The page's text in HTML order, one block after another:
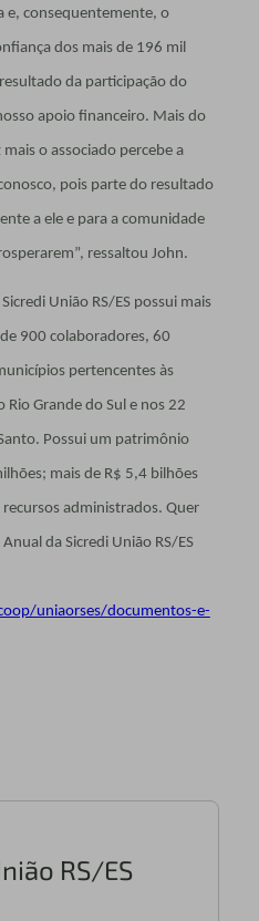
e, consequentemente, o
dos mais de 196 mil
da participação do
apoio financeiro. Mais do
o associado percebe a
pois parte do resultado
a ele e para a comunidade
ressaltou John.
União RS/ES possui mais
900 colaboradores, 60
pertencentes às
Rio Grande do Sul e nos 22
Possui um patrimônio
mais de R$ 5,4 bilhões
administrados. Quer
da Sicredi União RS/ES
uniaorses/documentos-e-
RS/ES